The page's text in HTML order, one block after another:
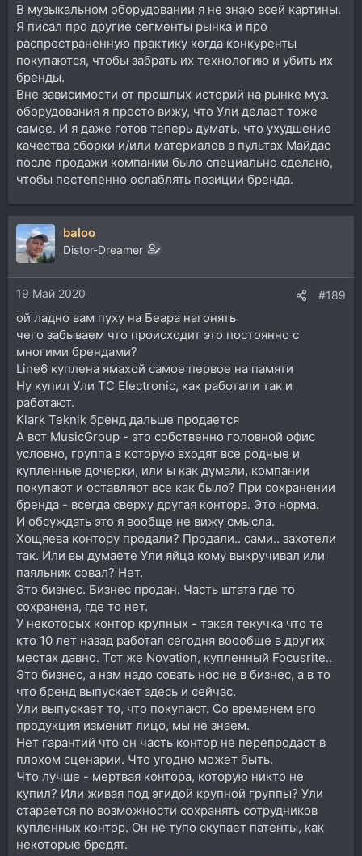
В музыкальном оборудовании я не знаю всей картины.
Я писал про другие сегменты рынка и про
распространенную практику когда конкуренты
покупаются, чтобы забрать их технологию и убить их
бренды.
Вне зависимости от прошлых историй на рынке муз.
оборудования я просто вижу, что Ули делает тоже
самое. И я даже готов теперь думать, что ухудшение
качества сборки и/или материалов в пультах Майдас
после продажи компании было специально сделано,
чтобы постепенно ослаблять позиции бренда.
baloo
Distor-Dreamer
19 Май 2020 #189
ой ладно вам пуху на Беара нагонять
чего забываем что происходит это постоянно с
многими брендами?
Line6 куплена ямахой самое первое на памяти
Ну купил Ули TC Electronic, как работали так и
работают.
Klark Teknik бренд дальше продается
А вот MusicGroup - это собственно головной офис
условно, группа в которую входят все родные и
купленные дочерки, или ы как думали, компании
покупают и оставляют все как было? При сохранении
бренда - всегда сверху другая контора. Это норма.
И обсуждать это я вообще не вижу смысла.
Хощяева контору продали? Продали.. сами.. захотели
так. Или вы думаете Ули яйца кому выкручивал или
паяльник совал? Нет.
Это бизнес. Бизнес продан. Часть штата где то
сохранена, где то нет.
У некоторых контор крупных - такая текучка что те
кто 10 лет назад работал сегодня воообще в других
местах давно. Тот же Novation, купленный Focusrite..
Это бизнес, а нам надо совать нос не в бизнес, а в то
что бренд выпускает здесь и сейчас.
Ули выпускает то, что покупают. Со временем его
продукция изменит лицо, мы не знаем.
Нет гарантий что он часть контор не перепродаст в
плохом сценарии. Что угодно может быть.
Что лучше - мертвая контора, которую никто не
купил? Или живая под эгидой крупной группы? Ули
старается по возможности сохранять сотрудников
купленных контор. Он не тупо скупает патенты, как
некоторые бредят.